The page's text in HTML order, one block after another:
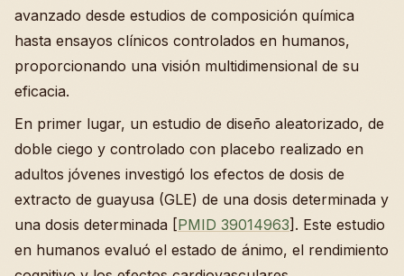
avanzado desde estudios de composición química
hasta ensayos clínicos controlados en humanos,
proporcionando una visión multidimensional de su
eficacia.
En primer lugar, un estudio de diseño aleatorizado, de
doble ciego y controlado con placebo realizado en
adultos jóvenes investigó los efectos de dosis de
extracto de guayusa (GLE) de una dosis determinada y
una dosis determinada [PMID 39014963]. Este estudio
en humanos evaluó el estado de ánimo, el rendimiento